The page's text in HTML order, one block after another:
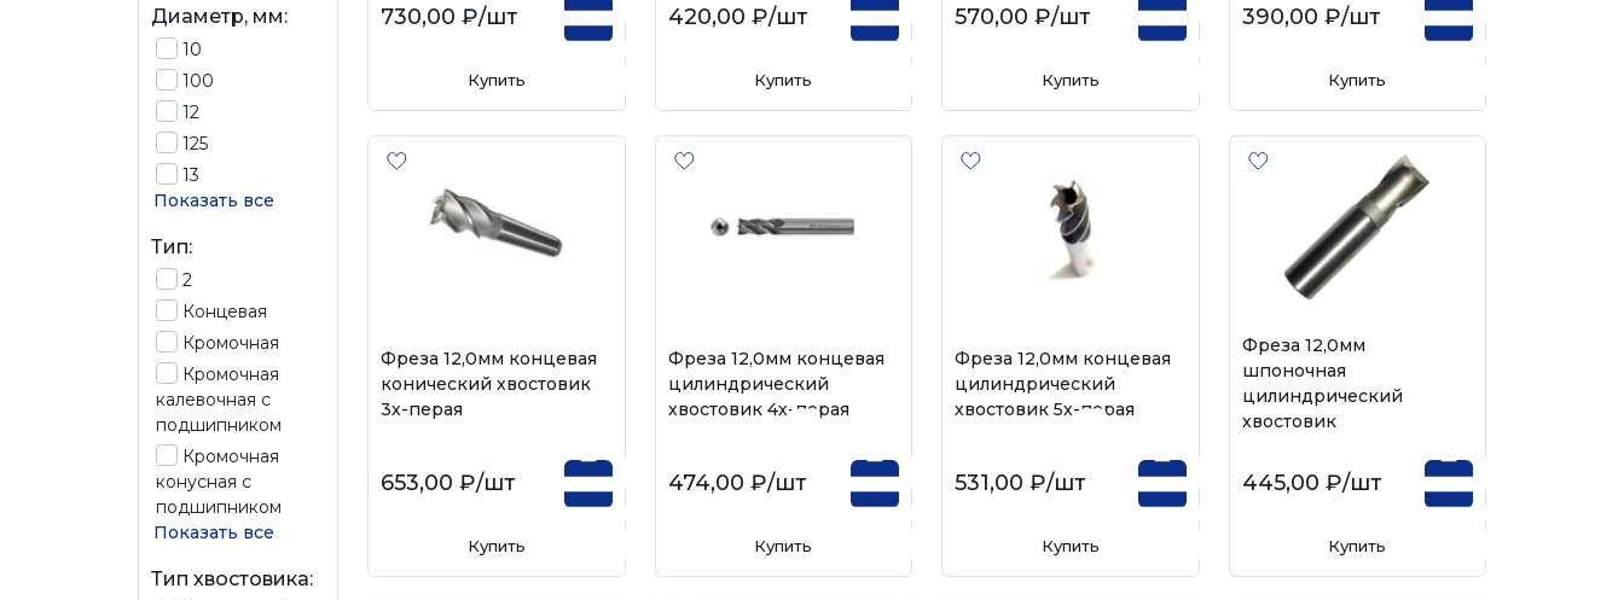
Диаметр, мм:
10
100
12
125
13
Показать все
Тип:
2
Концевая
Кромочная
Кромочная
калевочная с
подшипником
Кромочная
конусная с
подшипником
Показать все
Тип хвостовика:
730,00 ₽/шт
Купить
420,00 ₽/шт
Купить
570,00 ₽/шт
Купить
390,00 ₽/шт
Купить
Фреза 12,0мм концевая
конический хвостовик
3х-перая
653,00 ₽/шт
Купить
Фреза 12,0мм концевая
цилиндрический
хвостовик 4х-перая
474,00 ₽/шт
Купить
Фреза 12,0мм концевая
цилиндрический
хвостовик 5х-перая
531,00 ₽/шт
Купить
Фреза 12,0мм
шпоночная
цилиндрический
хвостовик
445,00 ₽/шт
Купить